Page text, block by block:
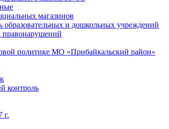
магазинов
образовательных и дошкольных учреждений
политике МО «Прибайкальский район»
контроль
г.